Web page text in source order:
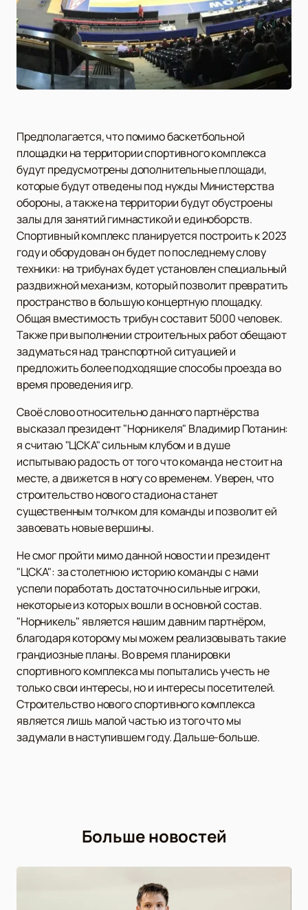
Предполагается, что помимо баскетбольной
площадки на территории спортивного комплекса
будут предусмотрены дополнительные площади,
которые будут отведены под нужды Министерства
обороны, а также на территории будут обустроены
залы для занятий гимнастикой и единоборств.
Спортивный комплекс планируется построить к 2023
году и оборудован он будет по последнему слову
техники: на трибунах будет установлен специальный
раздвижной механизм, который позволит превратить
пространство в большую концертную площадку.
Общая вместимость трибун составит 5000 человек.
Также при выполнении строительных работ обещают
задуматься над транспортной ситуацией и
предложить более подходящие способы проезда во
время проведения игр.
Своё слово относительно данного партнёрства
высказал президент "Норникеля" Владимир Потанин:
я считаю "ЦСКА" сильным клубом и в душе
испытываю радость от того что команда не стоит на
месте, а движется в ногу со временем. Уверен, что
строительство нового стадиона станет
существенным толчком для команды и позволит ей
завоевать новые вершины.
Не смог пройти мимо данной новости и президент
"ЦСКА": за столетнюю историю команды с нами
успели поработать достаточно сильные игроки,
некоторые из которых вошли в основной состав.
"Норникель" является нашим давним партнёром,
благодаря которому мы можем реализовывать такие
грандиозные планы. Во время планировки
спортивного комплекса мы попытались учесть не
только свои интересы, но и интересы посетителей.
Строительство нового спортивного комплекса
является лишь малой частью из того что мы
задумали в наступившем году. Дальше-больше.
Больше новостей